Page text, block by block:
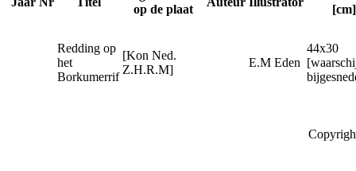
op de plaat
[cm]
Redding op
het
Borkumerrif
[Kon Ned.
Z.H.R.M]
E.M Eden
44x30